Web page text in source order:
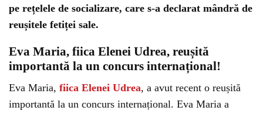
pe rețelele de socializare, care s-a declarat mândră de
reușitele fetiței sale.
Eva Maria, fiica Elenei Udrea, reușită
importantă la un concurs internațional!
Eva Maria, fiica Elenei Udrea, a avut recent o reușită
importantă la un concurs internațional. Eva Maria a